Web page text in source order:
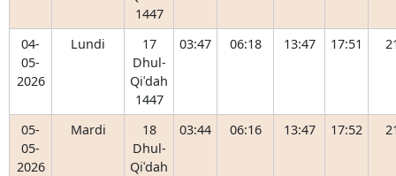
1447
04-
05-
2026
Lundi
17
Dhul-
Qiʿdah
1447
03:47 06:18 13:47 17:51
05-
05-
2026
Mardi
18
Dhul-
Qiʿdah
03:44 06:16 13:47 17:52